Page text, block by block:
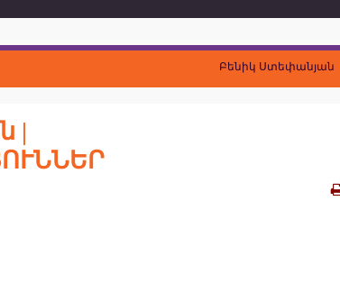
Բենիկ Ստեփանյան
|